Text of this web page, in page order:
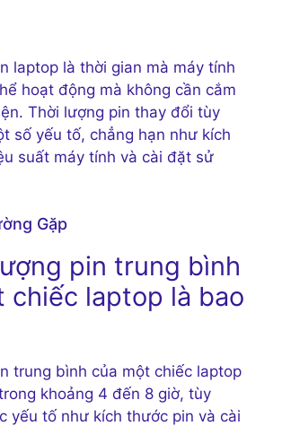
laptop là thời gian mà máy tính
hoạt động mà không cần cắm
Thời lượng pin thay đổi tùy
số yếu tố, chẳng hạn như kích
suất máy tính và cài đặt sử
Gặp
pin trung bình
chiếc laptop là bao
trung bình của một chiếc laptop
khoảng 4 đến 8 giờ, tùy
yếu tố như kích thước pin và cài